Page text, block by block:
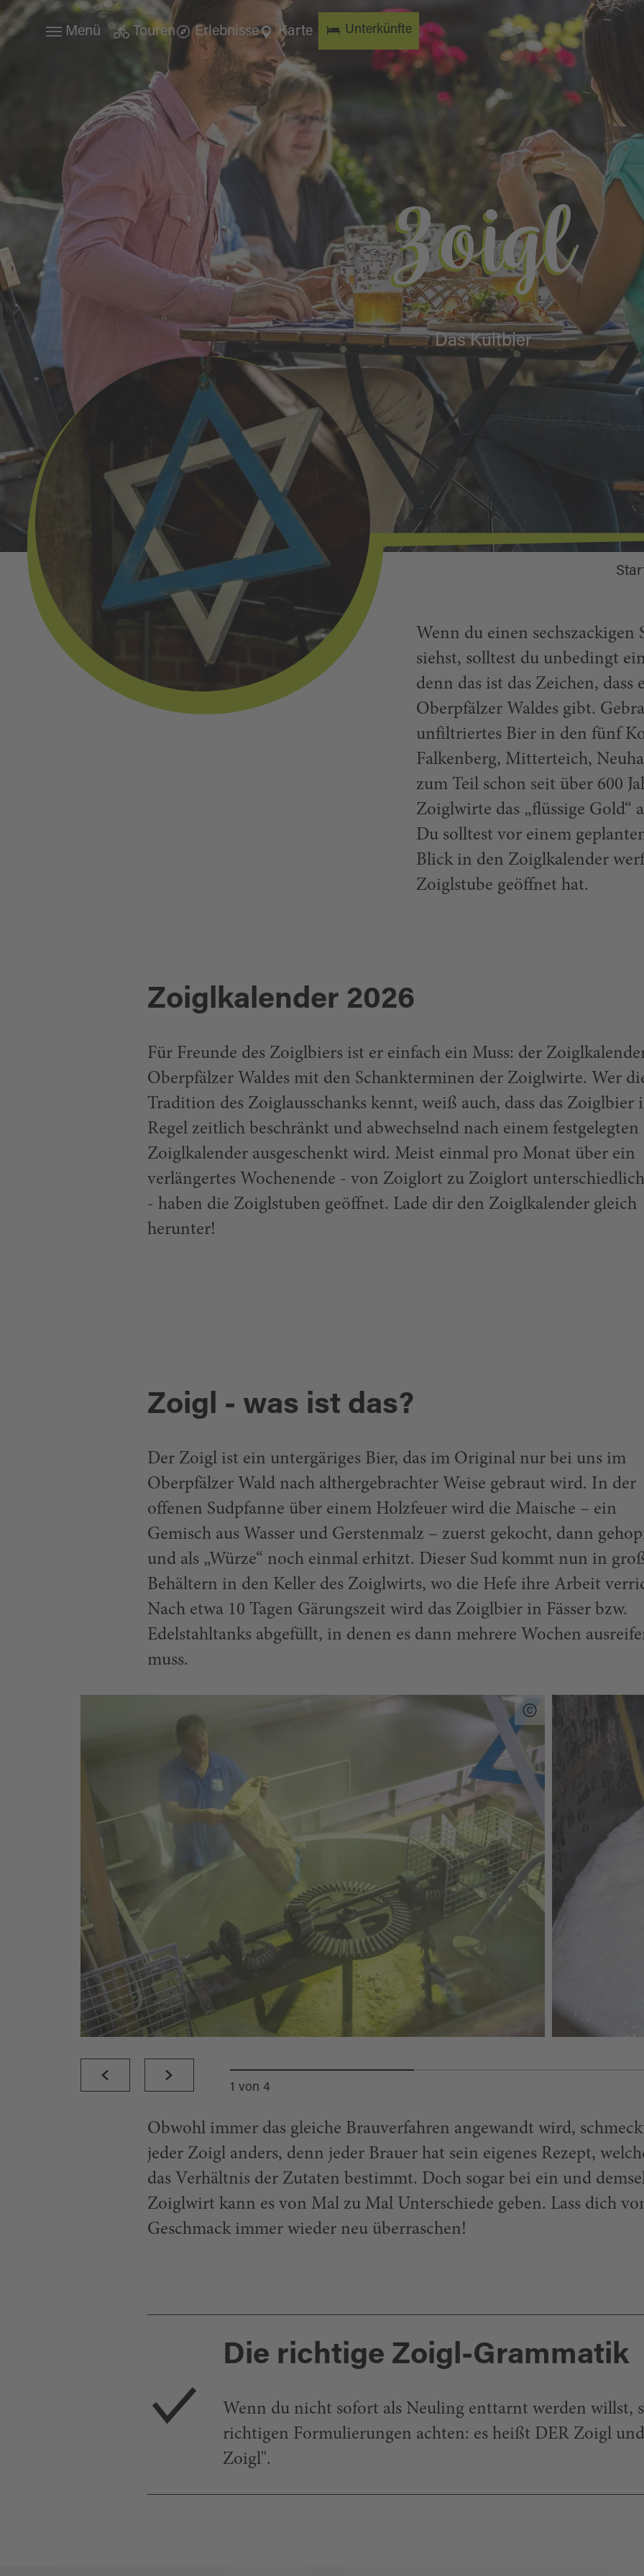
Menü Touren Erlebnisse Karte Unterkünfte
Zoigl
Das Kultbier
Wenn du einen
siehst, solltest du unbedingt
denn das ist das Zeichen,
Oberpfälzer Waldes gibt.
unfiltriertes Bier in den fünf
Falkenberg, Mitterteich,
zum Teil schon seit über 600
Zoiglwirte das „flüssige Gold“
Du solltest vor einem
Blick in den Zoiglkalender
Zoiglstube geöffnet hat.
Zoiglkalender 2026
Für Freunde des Zoiglbiers ist er einfach ein Muss: der
Oberpfälzer Waldes mit den Schankterminen der Zoiglwirte. Wer
Tradition des Zoiglausschanks kennt, weiß auch, dass das Zoiglbier
Regel zeitlich beschränkt und abwechselnd nach einem festgelegten
Zoiglkalender ausgeschenkt wird. Meist einmal pro Monat über ein
verlängertes Wochenende - von Zoiglort zu Zoiglort
- haben die Zoiglstuben geöffnet. Lade dir den Zoiglkalender gleich
herunter!
Zoigl - was ist das?
Der Zoigl ist ein untergäriges Bier, das im Original nur bei uns im
Oberpfälzer Wald nach althergebrachter Weise gebraut wird. In der
offenen Sudpfanne über einem Holzfeuer wird die Maische – ein
Gemisch aus Wasser und Gerstenmalz – zuerst gekocht, dann
und als „Würze“ noch einmal erhitzt. Dieser Sud kommt nun in
Behältern in den Keller des Zoiglwirts, wo die Hefe ihre Arbeit
Nach etwa 10 Tagen Gärungszeit wird das Zoiglbier in Fässer bzw.
Edelstahltanks abgefüllt, in denen es dann mehrere Wochen
muss.
1 von 4
Obwohl immer das gleiche Brauverfahren angewandt wird,
jeder Zoigl anders, denn jeder Brauer hat sein eigenes Rezept,
das Verhältnis der Zutaten bestimmt. Doch sogar bei ein und
Zoiglwirt kann es von Mal zu Mal Unterschiede geben. Lass dich
Geschmack immer wieder neu überraschen!
Die richtige Zoigl-Grammatik
Wenn du nicht sofort als Neuling enttarnt werden willst,
richtigen Formulierungen achten: es heißt DER Zoigl
Zoigl".